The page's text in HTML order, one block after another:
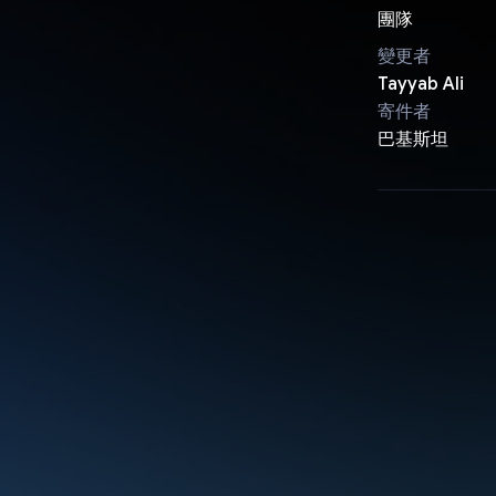
團隊
變更者
Tayyab Ali
寄件者
巴基斯坦